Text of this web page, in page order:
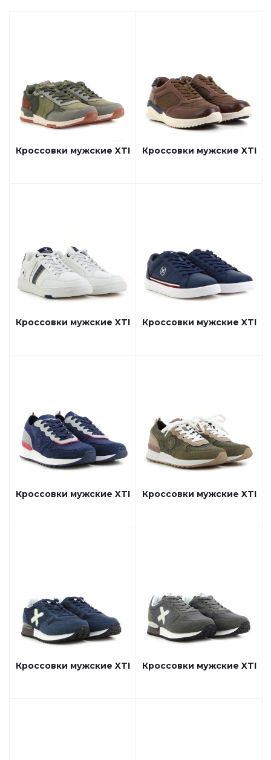
Кроссовки мужские XTI Кроссовки мужские XTI
Кроссовки мужские XTI Кроссовки мужские XTI
Кроссовки мужские XTI Кроссовки мужские XTI
Кроссовки мужские XTI Кроссовки мужские XTI